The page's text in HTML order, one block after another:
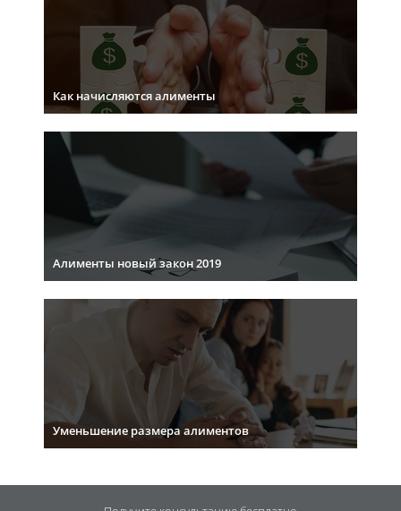
Как начисляются алименты
Алименты новый закон 2019
Уменьшение размера алиментов